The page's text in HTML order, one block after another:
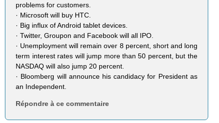
problems for customers.
· Microsoft will buy HTC.
· Big influx of Android tablet devices.
· Twitter, Groupon and Facebook will all IPO.
· Unemployment will remain over 8 percent, short and long
term interest rates will jump more than 50 percent, but the
NASDAQ will also jump 20 percent.
· Bloomberg will announce his candidacy for President as
an Independent.
Répondre à ce commentaire